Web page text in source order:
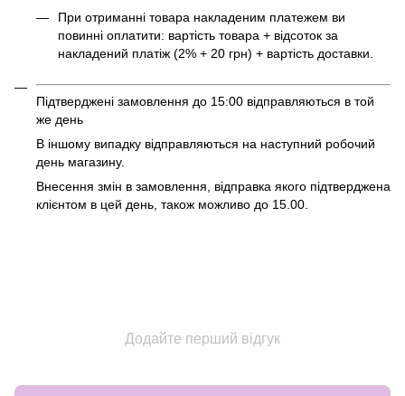
При отриманні товара накладеним платежем ви
повинні оплатити: вартість товара + відсоток за
накладений платіж (2% + 20 грн) + вартість доставки.
Підтверджені замовлення до 15:00 відправляються в той
же день
В іншому випадку відправляються на наступний робочий
день магазину.
Внесення змін в замовлення, відправка якого підтверджена
клієнтом в цей день, також можливо до 15.00.
Додайте перший відгук